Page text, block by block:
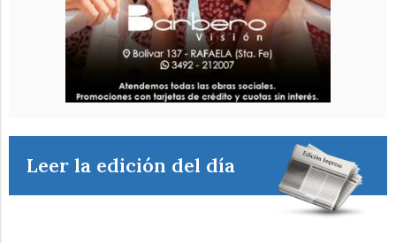
Leer la edición del día